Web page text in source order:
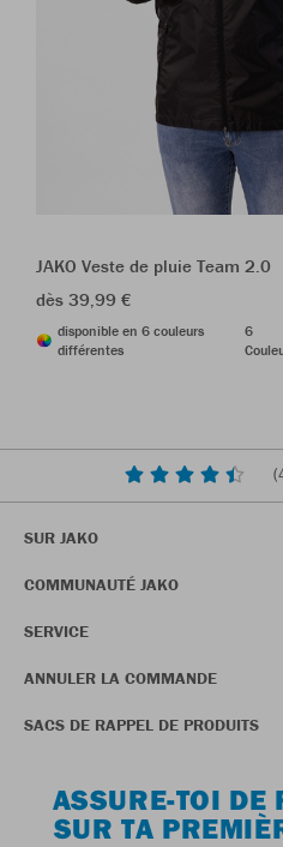
JAKO Veste de pluie Team 2.0
dès 39,99 €
disponible en 6 couleurs
différentes
6
(
SUR JAKO
COMMUNAUTÉ JAKO
SERVICE
ANNULER LA COMMANDE
SACS DE RAPPEL DE PRODUITS
ASSURE-TOI DE
SUR TA